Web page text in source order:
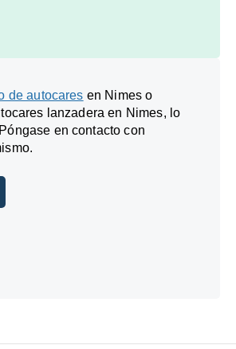
de autocares en Nimes o
lanzadera en Nimes, lo
en contacto con